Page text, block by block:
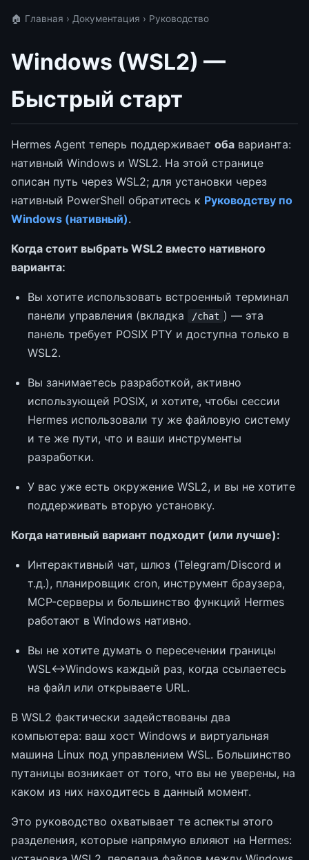
🏠 Главная › Документация › Руководство
Windows (WSL2) —
Быстрый старт
Hermes Agent теперь поддерживает оба варианта:
нативный Windows и WSL2. На этой странице
описан путь через WSL2; для установки через
нативный PowerShell обратитесь к Руководству по
Windows (нативный).
Когда стоит выбрать WSL2 вместо нативного
варианта:
Вы хотите использовать встроенный терминал
панели управления (вкладка
/chat ) — эта
панель требует POSIX PTY и доступна только в
WSL2.
Вы занимаетесь разработкой, активно
использующей POSIX, и хотите, чтобы сессии
Hermes использовали ту же файловую систему
и те же пути, что и ваши инструменты
разработки.
У вас уже есть окружение WSL2, и вы не хотите
поддерживать вторую установку.
Когда нативный вариант подходит (или лучше):
Интерактивный чат, шлюз (Telegram/Discord и
т.д.), планировщик cron, инструмент браузера,
MCP-серверы и большинство функций Hermes
работают в Windows нативно.
Вы не хотите думать о пересечении границы
WSL↔Windows каждый раз, когда ссылаетесь
на файл или открываете URL.
В WSL2 фактически задействованы два
компьютера: ваш хост Windows и виртуальная
машина Linux под управлением WSL. Большинство
путаницы возникает от того, что вы не уверены, на
каком из них находитесь в данный момент.
Это руководство охватывает те аспекты этого
разделения, которые напрямую влияют на Hermes: